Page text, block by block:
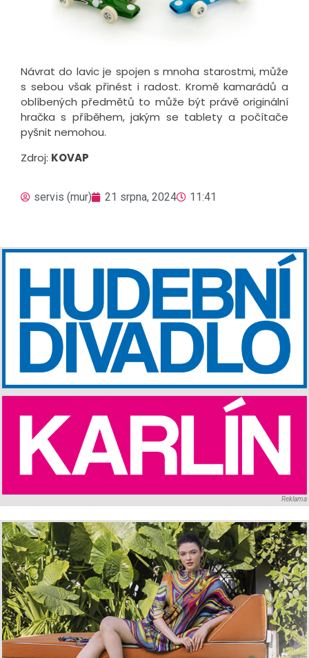
Návrat do lavic je spojen s mnoha starostmi, může
s sebou však přinést i radost. Kromě kamarádů a
oblíbených předmětů to může být právě originální
hračka s příběhem, jakým se tablety a počítače
pyšnit nemohou.
Zdroj: KOVAP
servis (mur) 21 srpna, 2024 11:41
Reklama